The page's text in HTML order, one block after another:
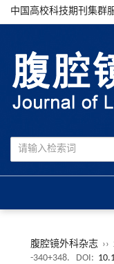
中国高校科技期刊集群
腹腔镜外科杂志 ››
-340+348.
DOI: